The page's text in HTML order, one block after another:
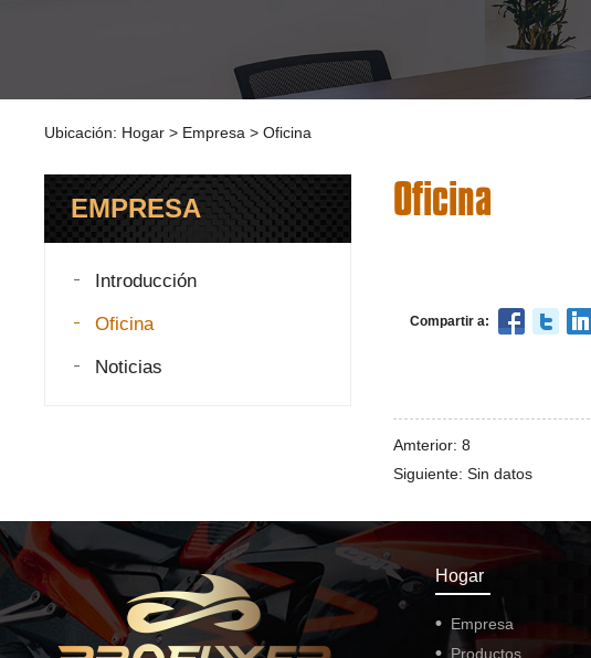
Ubicación: Hogar > Empresa >Oficina
EMPRESA
Introducción
Oficina
Noticias
Oficina
Compartir a:
Amterior: 8
Siguiente: Sin datos
Hogar
Empresa
Productos